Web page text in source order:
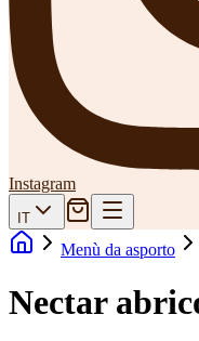
Instagram
IT
Menù da asporto
Nectar